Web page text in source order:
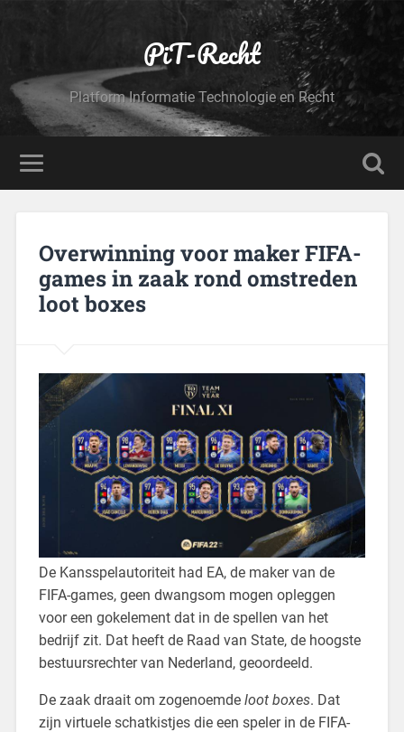
PiT-Recht
Platform Informatie Technologie en Recht
Overwinning voor maker FIFA-
games in zaak rond omstreden
loot boxes
De Kansspelautoriteit had EA, de maker van de
FIFA-games, geen dwangsom mogen opleggen
voor een gokelement dat in de spellen van het
bedrijf zit. Dat heeft de Raad van State, de hoogste
bestuursrechter van Nederland, geoordeeld.
De zaak draait om zogenoemde loot boxes. Dat
zijn virtuele schatkistjes die een speler in de FIFA-